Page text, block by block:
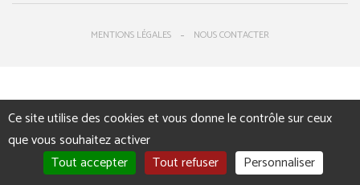
MENTIONS LÉGALES NOUS CONTACTER
Ce site utilise des cookies et vous donne le contrôle sur ceux
que vous souhaitez activer
Tout accepter
Tout refuser Personnaliser